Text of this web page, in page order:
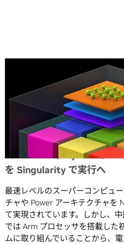
TensorFlow、PyTorch、
を Singularity で実行へ
最速レベルのスーパーコンピュ
チャや Power アーキテクチャを
て実現されています。しかし、
では Arm プロセッサを搭載した
ムに取り組んでいることから、